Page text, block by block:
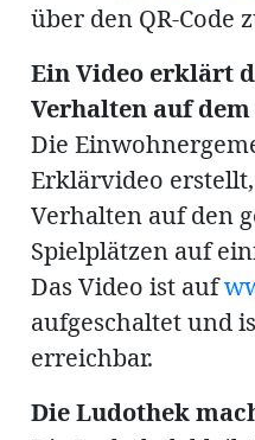
über den QR-Code
Ein Video erklärt
Verhalten auf
Die
Erklärvideo
Verhalten auf den
Spielplätzen auf
Das Video ist auf
aufgeschaltet und
erreichbar.
Die Ludothek